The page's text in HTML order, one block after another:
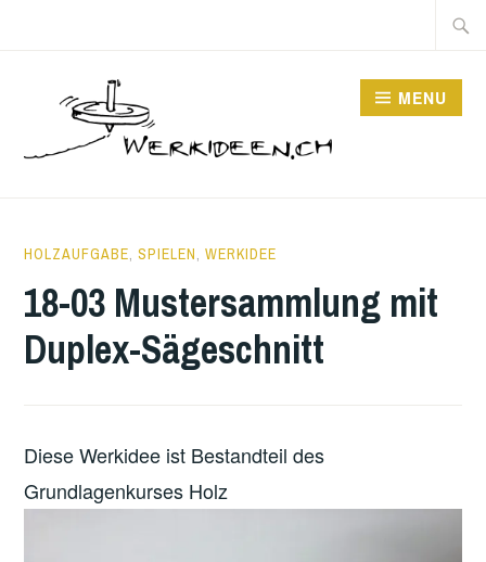
MENU
3
2018
WERKIDEEN_LNGZXY
HOLZAUFGABE,SPIELEN,WERKIDEE
18-03 Mustersammlung mit
Duplex-Sägeschnitt
Diese Werkidee ist Bestandteil des
Grundlagenkurses Holz